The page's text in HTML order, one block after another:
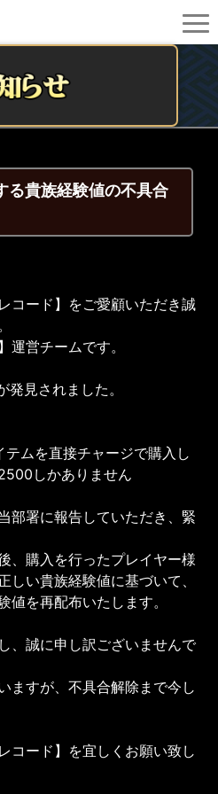
る貴族経験値の不具合
コード】をご愛顧いただき誠
運営チームです。
見されました。
テムを直接チャージで購入し
しかありません
部署に報告していただき、緊
、購入を行ったプレイヤー様
しい貴族経験値に基づいて、
値を再配布いたします。
、誠に申し訳ございませんで
ますが、不具合解除まで今し
コード】を宜しくお願い致し